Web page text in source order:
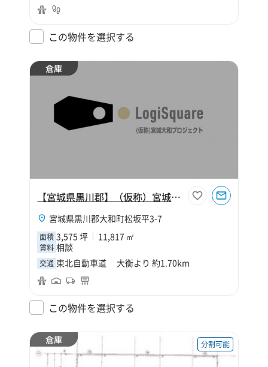
この物件を選択する
倉庫
【宮城県黒川郡】（仮称）宮城大和プロジェクト
宮城県黒川郡大和町松坂平3-7
面積 3,575 坪 11,817 ㎡
賃料 相談
交通 東北自動車道 大衡より 約1.70km
この物件を選択する
倉庫 分割可能